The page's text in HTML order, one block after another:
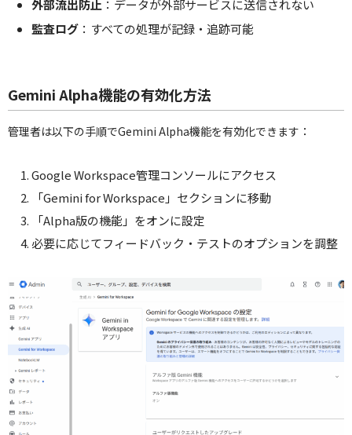
外部流出防止 ：データが外部サービスに送信されない
監査ログ ：すべての処理が記録・追跡可能
Gemini Alpha機能の有効化方法
管理者は以下の手順でGemini Alpha機能を有効化できます：
Google Workspace管理コンソールにアクセス
「Gemini for Workspace」セクションに移動
「Alpha版の機能」をオンに設定
必要に応じてフィードバック・テストのオプションを調整